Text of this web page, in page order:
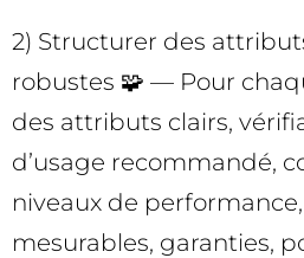
2) Structurer des
robustes 🧩 — Pour
des attributs clairs,
d’usage recommandé,
niveaux de
mesurables, garanties,